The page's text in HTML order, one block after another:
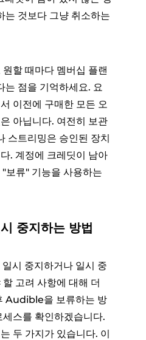
는 것보다 그냥 취소하는
할 때마다 멤버십 플랜
는 점을 기억하세요. 요
이전에 구매한 모든 오
아닙니다. 여전히 보관
스트리밍은 승인된 장치
. 계정에 크레딧이 남아
류" 기능을 사용하는
중지하는 방법
시 중지하거나 일시 중
고려 사항에 대해 더
Audible을 보류하는 방
스를 확인하겠습니다.
두 가지가 있습니다. 이